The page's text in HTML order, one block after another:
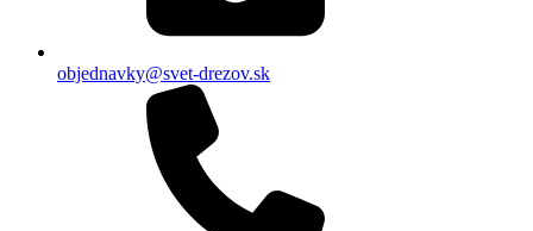
objednavky@svet-drezov.sk